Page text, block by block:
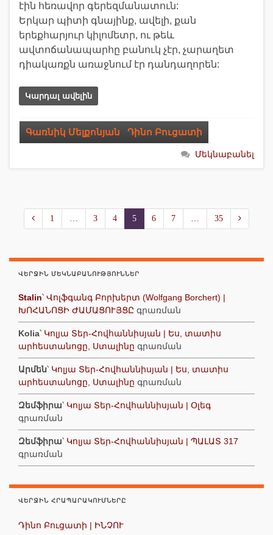
էին հեռավոր գերեզմանատուն:
Երկար պիտի գնայինք, ավելի, քան
երեքհարյուր կիլոմետր, ու թեև
ավտոճանապարհը բանուկ չէր, չարաղետ
դիակառքն առաջնում էր դանդաղորեն:
Կարդալ ավելին
Գառնիկ Մելքոնյան Դինո Բուցատի
Մեկնաբանել
1 … 3 4 5 6 7 … 35
ՎԵՐՋԻՆ ՄԵԿՆԱԲԱՆՈՒԹՅՈՒՆՆԵՐ
Stalin՝ Վոլֆգանգ Բորխերտ (Wolfgang Borchert) |
ԽՈՀԱՆՈՑԻ ԺԱՄԱՑՈՒՅՑԸ գրառման
Kolia՝ Կոլյա Տեր-Հովհաննիսյան | Ես, տատիս
արհեստանոցը, Ստալինը գրառման
Արմեն՝ Կոլյա Տեր-Հովհաննիսյան | Ես, տատիս
արհեստանոցը, Ստալինը գրառման
Զեմֆիրա՝ Կոլյա Տեր-Հովհաննիսյան | Օլեգ
գրառման
Զեմֆիրա՝ Կոլյա Տեր-Հովհաննիսյան | ՊԱԼԱՏ 317
գրառման
ՎԵՐՋԻՆ ՀՐԱՊԱՐԱԿՈՒՄՆԵՐԸ
Դինո Բուցատի | ԻՆՉՈՒ